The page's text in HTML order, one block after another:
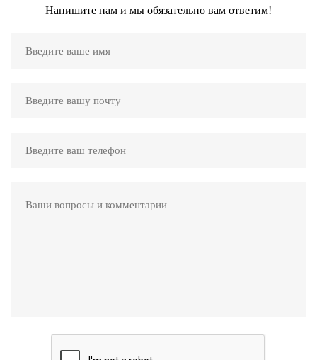
Напишите нам и мы обязательно вам ответим!